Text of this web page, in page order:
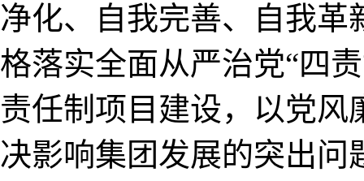
净化、自我完善、自我革
格落实全面从严治党“四
责任制 项目建设，以党风
决影响集团发展的突出